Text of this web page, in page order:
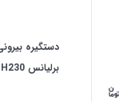
دستگیره
برلیانس H230